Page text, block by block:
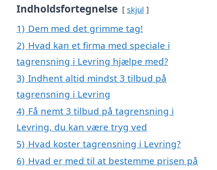
Indholdsfortegnelse skjul
1) Dem med det grimme tag!
2) Hvad kan et firma med speciale i
tagrensning i Levring hjælpe med?
3) Indhent altid mindst 3 tilbud på
tagrensning i Levring
4) Få nemt 3 tilbud på tagrensning i
Levring, du kan være tryg ved
5) Hvad koster tagrensning i Levring?
6) Hvad er med til at bestemme prisen på